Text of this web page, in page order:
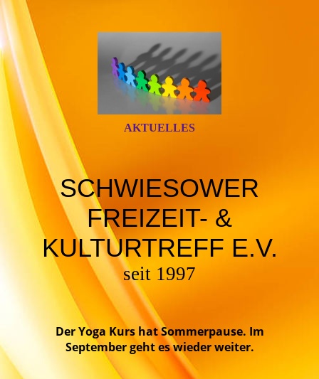
AKTUELLES
SCHWIESOWER
FREIZEIT- &
KULTURTREFF E.V.
seit 1997
Der Yoga Kurs hat Sommerpause. Im
September geht es wieder weiter.